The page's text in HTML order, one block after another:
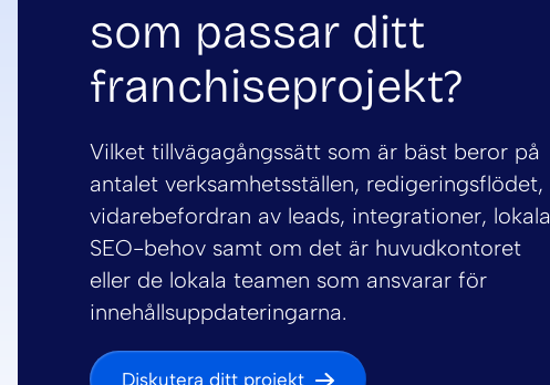
som passar ditt
franchiseprojekt?
Vilket tillvägagångssätt som är bäst beror på
antalet verksamhetsställen, redigeringsflödet,
vidarebefordran av leads, integrationer, lokala
SEO-behov samt om det är huvudkontoret
eller de lokala teamen som ansvarar för
innehållsuppdateringarna.
Diskutera ditt projekt